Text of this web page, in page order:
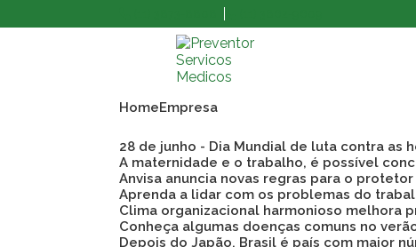
Home
Empresa
28 de junho - Dia Mundial de luta contra as
A maternidade e o trabalho, é possível
Anvisa anuncia novas regras para o
Aprenda a lidar com os problemas do
Clima organizacional harmonioso melhora
Conheça algumas doenças comuns no
Depois do Japão, Brasil é país com maior